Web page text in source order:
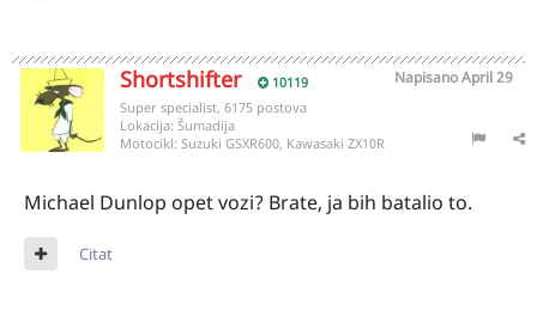
Shortshifter 10119 NapisanoApril 29
Super specialist, 6175 postova
Lokacija: Šumadija
Motocikl: Suzuki GSXR600, Kawasaki ZX10R
Michael Dunlop opet vozi? Brate, ja bih batalio to.
Citat